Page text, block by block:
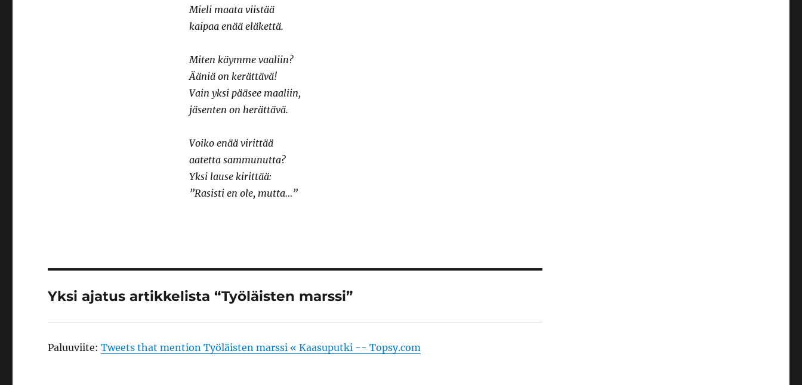
Mieli maata viistää
kaipaa enää eläkettä.
Miten käymme vaaliin?
Ääniä on kerättävä!
Vain yksi pääsee maaliin,
jäsenten on herättävä.
Voiko enää virittää
aatetta sammunutta?
Yksi lause kirittää:
”Rasisti en ole, mutta…”
Yksi ajatus artikkelista “Työläisten marssi”
Paluuviite:Tweets that mention Työläisten marssi « Kaasuputki -- Topsy.com